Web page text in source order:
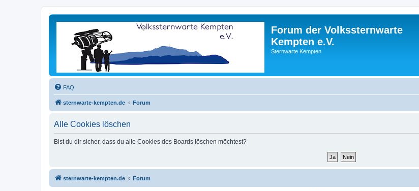
Forum der Volkssternwarte
Kempten e.V.
Sternwarte Kempten
FAQ
sternwarte-kempten.de Forum
Alle Cookies löschen
Bist du dir sicher, dass du alle Cookies des Boards löschen möchtest?
sternwarte-kempten.de Forum